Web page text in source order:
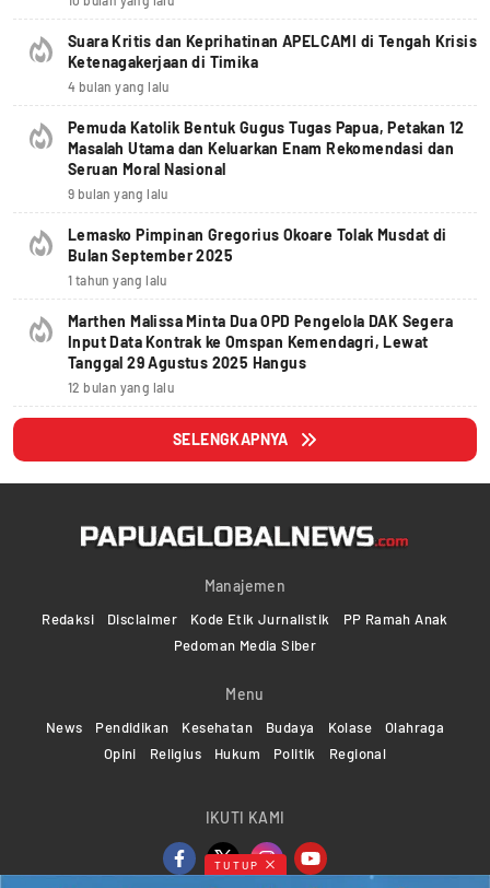
Suara Kritis dan Keprihatinan APELCAMI di Tengah Krisis
Ketenagakerjaan di Timika
4 bulan yang lalu
Pemuda Katolik Bentuk Gugus Tugas Papua, Petakan 12
Masalah Utama dan Keluarkan Enam Rekomendasi dan
Seruan Moral Nasional
9 bulan yang lalu
Lemasko Pimpinan Gregorius Okoare Tolak Musdat di
Bulan September 2025
1 tahun yang lalu
Marthen Malissa Minta Dua OPD Pengelola DAK Segera
Input Data Kontrak ke Omspan Kemendagri, Lewat
Tanggal 29 Agustus 2025 Hangus
12 bulan yang lalu
SELENGKAPNYA
Manajemen
Redaksi Disclaimer Kode Etik Jurnalistik
PP Ramah Anak
Pedoman Media Siber
Menu
News Pendidikan Kesehatan Budaya Kolase
Olahraga
Opini
Religius Hukum Politik Regional
IKUTI KAMI
TUTUP